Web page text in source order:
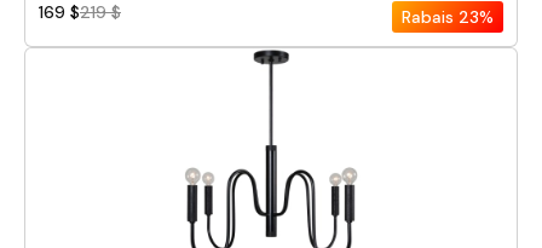
169 $219 $ Rabais 23%